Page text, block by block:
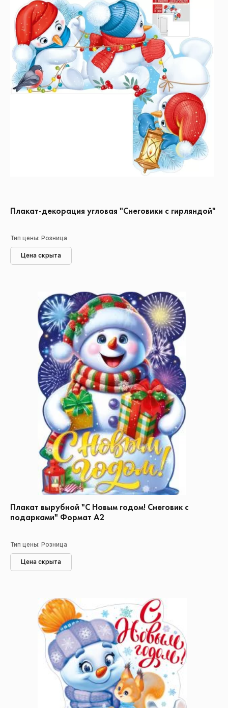
Плакат-декорация угловая "Снеговики с гирляндой"
Тип цены: Розница
Цена скрыта
Плакат вырубной "С Новым годом! Снеговик с
подарками" Формат А2
Тип цены: Розница
Цена скрыта